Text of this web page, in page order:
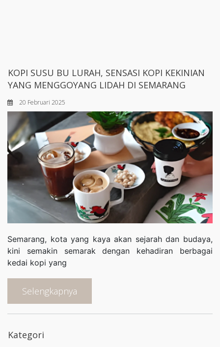
KOPI SUSU BU LURAH, SENSASI KOPI KEKINIAN
YANG MENGGOYANG LIDAH DI SEMARANG
20 Februari 2025
Semarang, kota yang kaya akan sejarah dan budaya,
kini semakin semarak dengan kehadiran berbagai
kedai kopi yang
Selengkapnya
Kategori